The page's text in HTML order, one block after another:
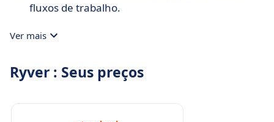
fluxos de trabalho.
Ver mais
Ryver : Seus preços